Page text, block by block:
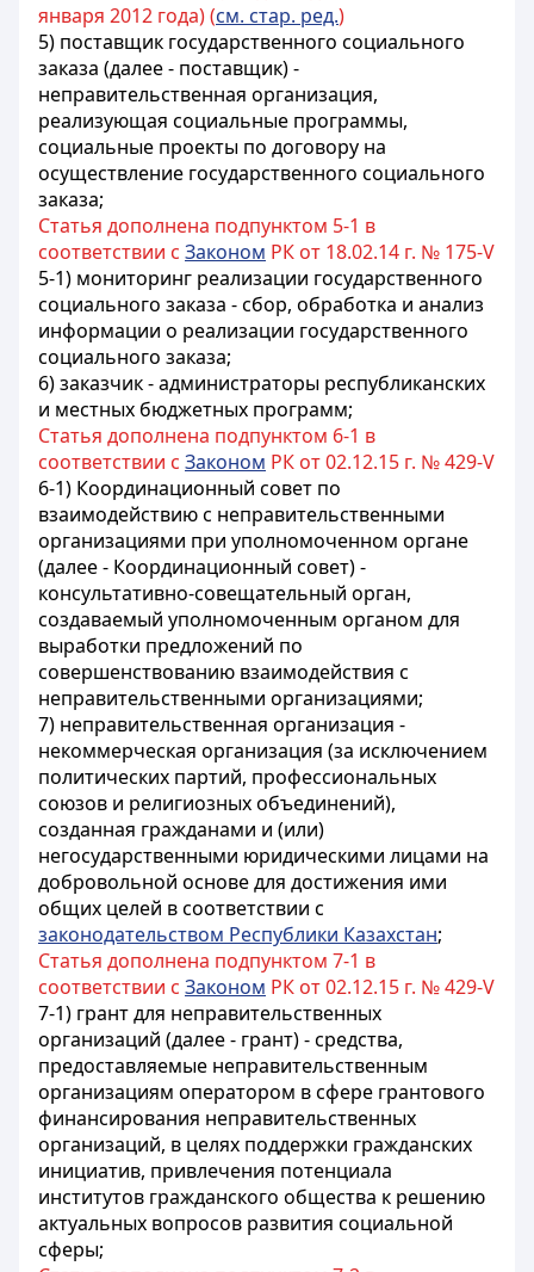
января 2012 года) (см. стар. ред.)
5) поставщик государственного социального
заказа (далее - поставщик) -
неправительственная организация,
реализующая социальные программы,
социальные проекты по договору на
осуществление государственного социального
заказа;
Статья дополнена подпунктом 5-1 в
соответствии с Законом РК от 18.02.14 г. № 175-V
5-1) мониторинг реализации государственного
социального заказа - сбор, обработка и анализ
информации о реализации государственного
социального заказа;
6) заказчик - администраторы республиканских
и местных бюджетных программ;
Статья дополнена подпунктом 6-1 в
соответствии с Законом РК от 02.12.15 г. № 429-V
6-1) Координационный совет по
взаимодействию с неправительственными
организациями при уполномоченном органе
(далее - Координационный совет) -
консультативно-совещательный орган,
создаваемый уполномоченным органом для
выработки предложений по
совершенствованию взаимодействия с
неправительственными организациями;
7) неправительственная организация -
некоммерческая организация (за исключением
политических партий, профессиональных
союзов и религиозных объединений),
созданная гражданами и (или)
негосударственными юридическими лицами на
добровольной основе для достижения ими
общих целей в соответствии с
законодательством Республики Казахстан;
Статья дополнена подпунктом 7-1 в
соответствии с Законом РК от 02.12.15 г. № 429-V
7-1) грант для неправительственных
организаций (далее - грант) - средства,
предоставляемые неправительственным
организациям оператором в сфере грантового
финансирования неправительственных
организаций, в целях поддержки гражданских
инициатив, привлечения потенциала
институтов гражданского общества к решению
актуальных вопросов развития социальной
сферы;